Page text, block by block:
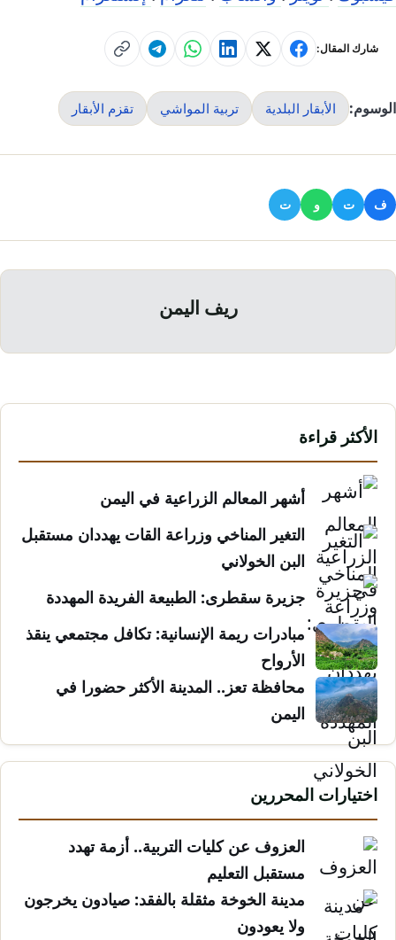
شارك المقال:
الوسوم: الأبقار البلدية تربية المواشي تقزم الأبقار
ف ت و ت
ريف اليمن
الأكثر قراءة
أشهر المعالم الزراعية في اليمن
التغير المناخي وزراعة القات يهددان مستقبل
البن الخولاني
جزيرة سقطرى: الطبيعة الفريدة المهددة
مبادرات ريمة الإنسانية: تكافل مجتمعي ينقذ
الأرواح
محافظة تعز.. المدينة الأكثر حضورا في
اليمن
اختيارات المحررين
العزوف عن كليات التربية.. أزمة تهدد
مستقبل التعليم
مدينة الخوخة مثقلة بالفقد: صيادون يخرجون
ولا يعودون